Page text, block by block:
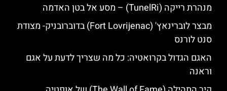
מנהרת רייקה (TunelRi) – מסע אל בטן האדמה
מבצר לוברינאץ' (Fort Lovrijenac) בדוברובניק- מצודת
סנט לורנס
האגם הגדול בקרואטיה: כל מה שצריך לדעת על אגם
וראנה